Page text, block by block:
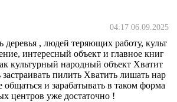
04:17 06.09.2025
деревья , людей теряющих работу, культ
интересный объект и главное книг
культурный народный объект Хватит
застраивать пилить Хватить лишать нар
общаться и зарабатывать в таком форма
центров уже достаточно !